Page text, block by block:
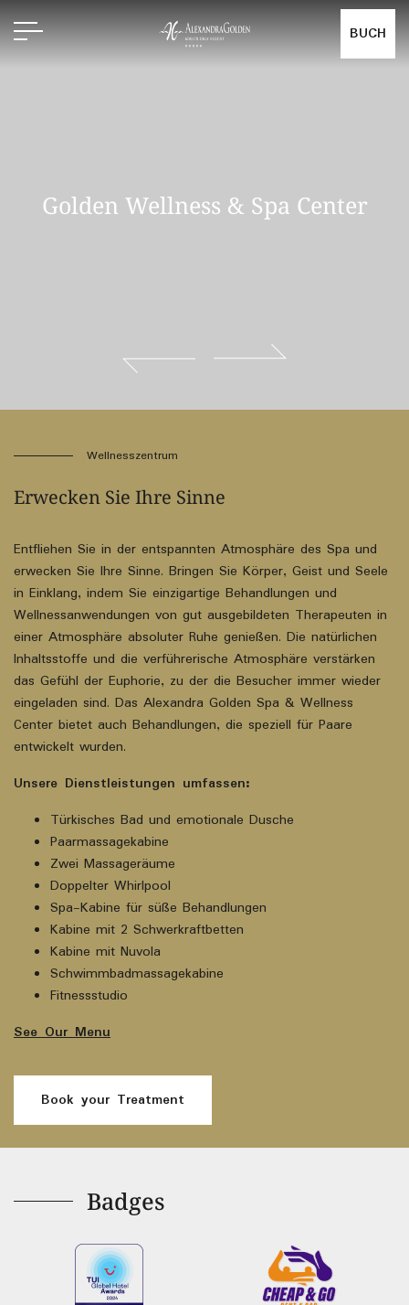
BUCH
Golden Wellness & Spa Center
Wellnesszentrum
Erwecken Sie Ihre Sinne
Entfliehen Sie in der entspannten Atmosphäre des Spa und
erwecken Sie Ihre Sinne. Bringen Sie Körper, Geist und Seele
in Einklang, indem Sie einzigartige Behandlungen und
Wellnessanwendungen von gut ausgebildeten Therapeuten in
einer Atmosphäre absoluter Ruhe genießen. Die natürlichen
Inhaltsstoffe und die verführerische Atmosphäre verstärken
das Gefühl der Euphorie, zu der die Besucher immer wieder
eingeladen sind. Das Alexandra Golden Spa & Wellness
Center bietet auch Behandlungen, die speziell für Paare
entwickelt wurden.
Unsere Dienstleistungen umfassen:
Türkisches Bad und emotionale Dusche
Paarmassagekabine
Zwei Massageräume
Doppelter Whirlpool
Spa-Kabine für süße Behandlungen
Kabine mit 2 Schwerkraftbetten
Kabine mit Nuvola
Schwimmbadmassagekabine
Fitnessstudio
See Our Menu
Book your Treatment
Badges